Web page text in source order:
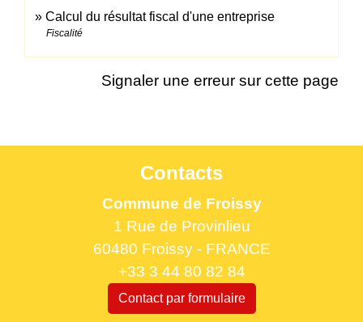
Calcul du résultat fiscal d'une entreprise
Fiscalité
Signaler une erreur sur cette page
Contacts
Commune de Froissy
1 Rue de Provinlieu
60480 Froissy - FRANCE
+33 3 44 80 82 84
Contact par formulaire